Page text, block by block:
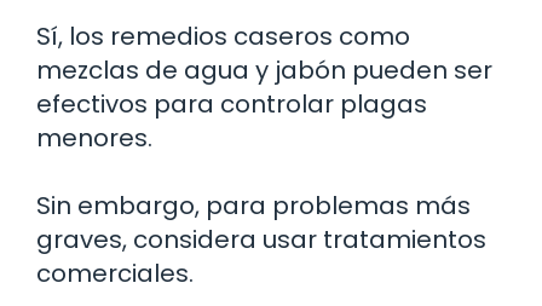
Sí, los remedios caseros como
mezclas de agua y jabón pueden ser
efectivos para controlar plagas
menores.
Sin embargo, para problemas más
graves, considera usar tratamientos
comerciales.